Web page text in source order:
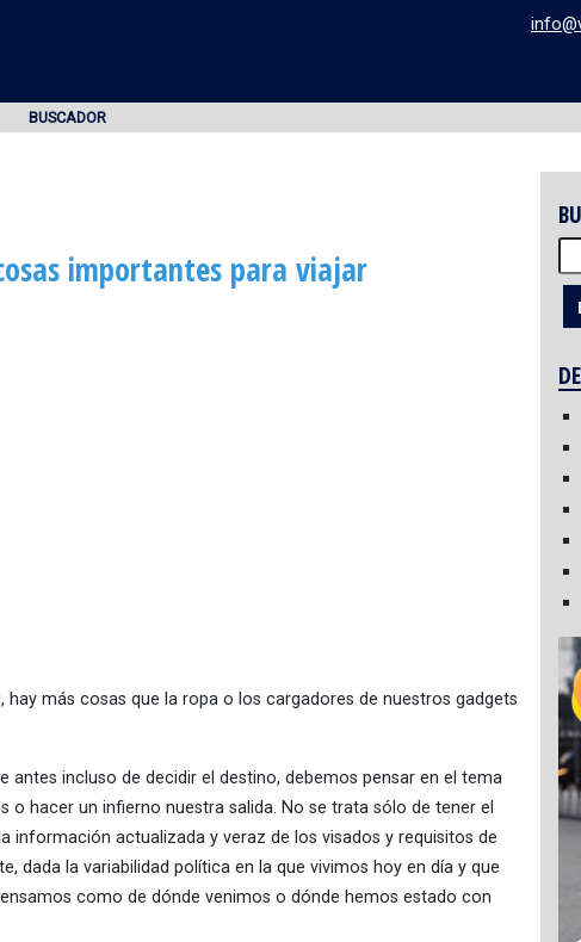
BUSCADOR
importantes para viajar
más cosas que la ropa o los cargadores de nuestros gadgets
antes incluso de decidir el destino, debemos pensar en el tema
hacer un infierno nuestra salida. No se trata sólo de tener el
información actualizada y veraz de los visados y requisitos de
dada la variabilidad política en la que vivimos hoy en día y que
como de dónde venimos o dónde hemos estado con